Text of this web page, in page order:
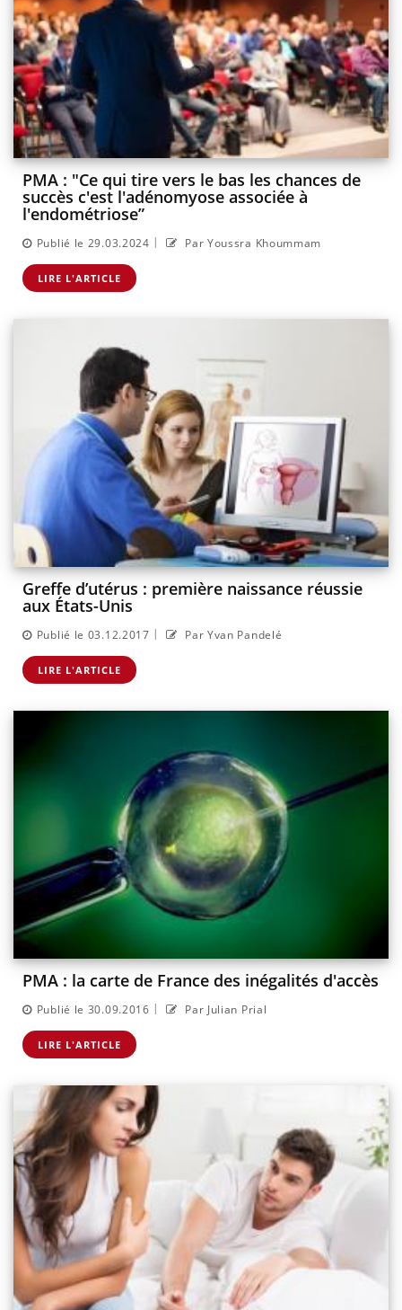
PMA : "Ce qui tire vers le bas les chances de
succès c'est l'adénomyose associée à
l'endométriose”
Publié le 29.03.2024 | Par Youssra Khoummam
LIRE L'ARTICLE
Greffe d’utérus : première naissance réussie
aux États-Unis
Publié le 03.12.2017 | Par Yvan Pandelé
LIRE L'ARTICLE
PMA : la carte de France des inégalités d'accès
Publié le 30.09.2016 | Par Julian Prial
LIRE L'ARTICLE